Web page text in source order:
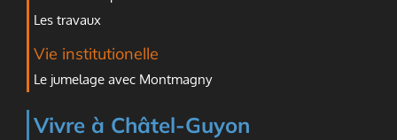
Les travaux
Vie institutionelle
Le jumelage avec Montmagny
Vivre à Châtel-Guyon